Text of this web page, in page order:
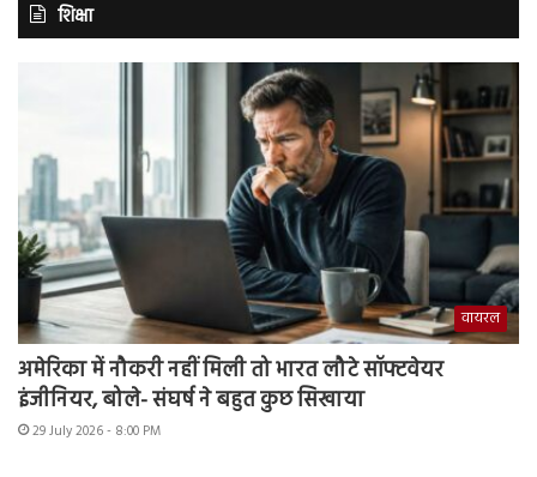
शिक्षा
वायरल
अमेरिका में नौकरी नहीं मिली तो भारत लौटे सॉफ्टवेयर
इंजीनियर, बोले- संघर्ष ने बहुत कुछ सिखाया
29 July 2026 - 8:00 PM